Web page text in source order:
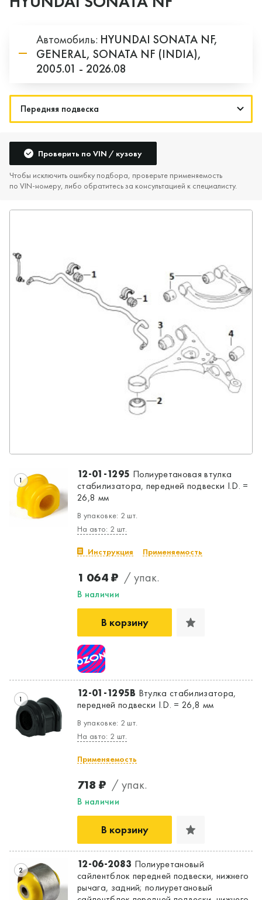
Автомобиль: HYUNDAI SONATA NF,
GENERAL, SONATA NF (INDIA),
2005.01 - 2026.08
Проверить по VIN / кузову
Чтобы исключить ошибку подбора, проверьте применяемость
по VIN‑номеру, либо обратитесь за консультацией к специалисту.
1 12-01-1295 Полиуретановая втулка
стабилизатора, передней подвески I.D. =
26,8 мм
В упаковке: 2 шт.
На авто: 2 шт.
Инструкция Применяемость
1 064 ₽ / упак.
В наличии
В корзину
1 12-01-1295B Втулка стабилизатора,
передней подвески I.D. = 26,8 мм
В упаковке: 2 шт.
На авто: 2 шт.
Применяемость
718 ₽ / упак.
В наличии
В корзину
2 12-06-2083 Полиуретановый
сайлентблок передней подвески, нижнего
рычага, задний; полиуретановый